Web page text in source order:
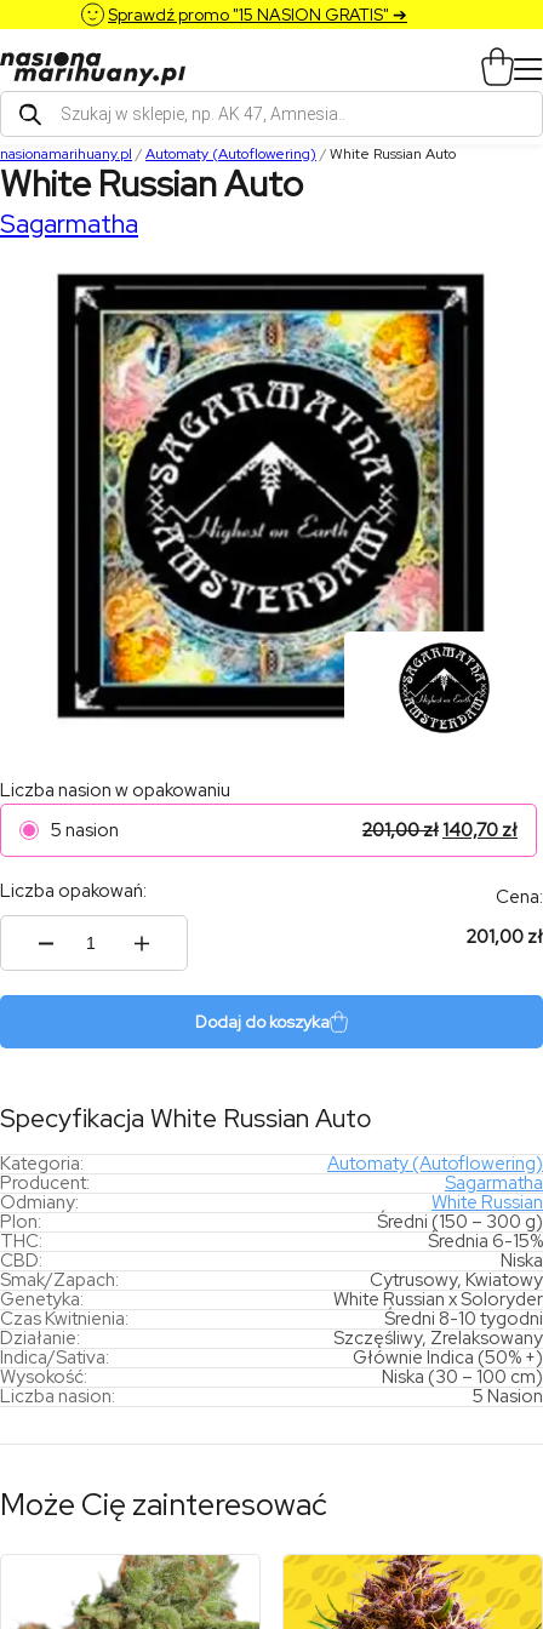
Sprawdź promo "15 NASION GRATIS" ➔
Wyszukiwarka
produktów
nasionamarihuany.pl /Automaty (Autoflowering) /White Russian Auto
White Russian Auto
Sagarmatha
Liczba nasion w opakowaniu
5 nasion
201,00zł140,70 zł
Liczba opakowań:
ilość
Cena:
201,00 zł
Dodaj do koszyka
Specyfikacja White Russian Auto
Kategoria:
Automaty (Autoflowering)
Producent:
Sagarmatha
Odmiany:
White Russian
Plon:
Średni (150 – 300 g)
THC:
Średnia 6-15%
CBD:
Niska
Smak/Zapach:
Cytrusowy, Kwiatowy
Genetyka:
White Russian x Soloryder
Czas Kwitnienia:
Średni 8-10 tygodni
Działanie:
Szczęśliwy, Zrelaksowany
Indica/Sativa:
Głównie Indica (50% +)
Wysokość:
Niska (30 – 100 cm)
Liczba nasion:
5 Nasion
Może Cię zainteresować